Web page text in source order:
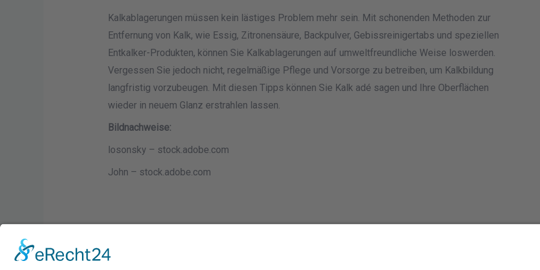
Kalkablagerungen müssen kein lästiges Problem mehr sein. Mit schonenden Methoden zur
Entfernung von Kalk, wie Essig, Zitronensäure, Backpulver, Gebissreinigertabs und speziellen
Entkalker-Produkten, können Sie Kalkablagerungen auf umweltfreundliche Weise loswerden.
Vergessen Sie jedoch nicht, regelmäßige Pflege und Vorsorge zu betreiben, um Kalkbildung
langfristig vorzubeugen. Mit diesen Tipps können Sie Kalk adé sagen und Ihre Oberflächen
wieder in neuem Glanz erstrahlen lassen.
Bildnachweise:
losonsky – stock.adobe.com
John – stock.adobe.com
←Vorheriger Beitrag